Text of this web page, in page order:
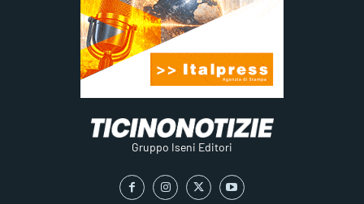
Gruppo Iseni Editori